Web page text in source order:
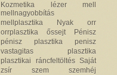
Kozmetika
lézer
mell
mellnagyobbítás
mellplasztika
Nyak
orr
orrplasztika
őssejt
Pénisz
pénisz plasztika
penisz
vastagitas
plasztika
plasztikai
ráncfeltöltés Saját
zsír
szem
szemhéj